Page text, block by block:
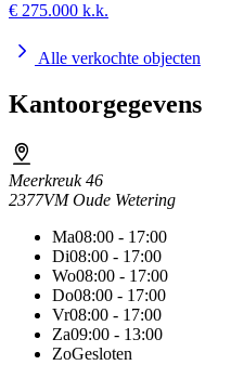
€ 275.000 k.k.
Alle verkochte objecten
Kantoorgegevens
Meerkreuk 46
2377VM Oude Wetering
Ma08:00 - 17:00
Di08:00 - 17:00
Wo08:00 - 17:00
Do08:00 - 17:00
Vr08:00 - 17:00
Za09:00 - 13:00
ZoGesloten